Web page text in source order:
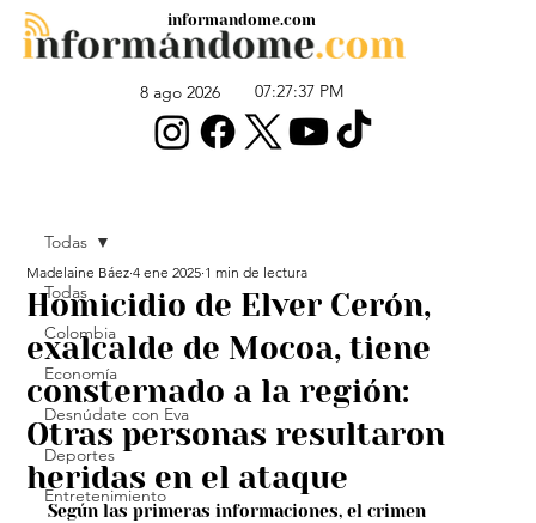
8 ago 2026 07:27:37 PM
informandome.com
Todas
Colombia
Economía
Desnúdate con Eva
Deportes
Entretenimiento
Todas
Homicidio de Elver Cerón,
exalcalde de Mocoa, tiene
consternado a la región:
Otras personas resultaron
heridas en el ataque
Madelaine Báez 4 ene 2025 1 min de lectura
Según las primeras informaciones, el crimen